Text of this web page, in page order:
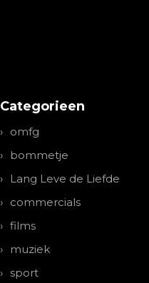
Categorieen
omfg
bommetje
Lang Leve de Liefde
commercials
films
muziek
sport